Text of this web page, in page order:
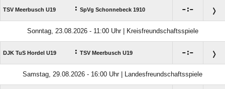
TSV Meerbusch U19 : SpVg Schonnebeck 1910 :
Sonntag, 23.08.2026 - 11:00 Uhr | Kreisfreundschaftsspiele
DJK TuS Hordel U19 : TSV Meerbusch U19 :
Samstag, 29.08.2026 - 16:00 Uhr | Landesfreundschaftsspiele